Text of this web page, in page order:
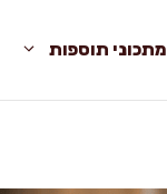
מתכוני תוספות